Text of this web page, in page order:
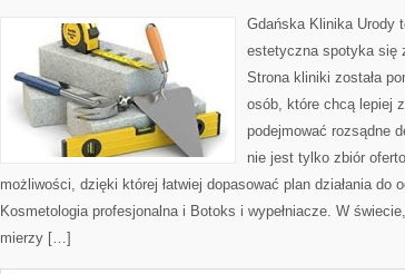
Gdańska Klinika Urody
estetyczna spotyka się
Strona kliniki została
osób, które chcą lepiej
podejmować rozsądne
nie jest tylko zbiór
możliwości, dzięki której łatwiej dopasować plan działania do
Kosmetologia profesjonalna i Botoks i wypełniacze. W
mierzy […]